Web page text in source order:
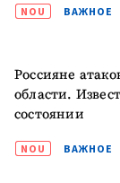
NOU ВАЖНОЕ
Россияне
области.
состоянии
NOU ВАЖНОЕ